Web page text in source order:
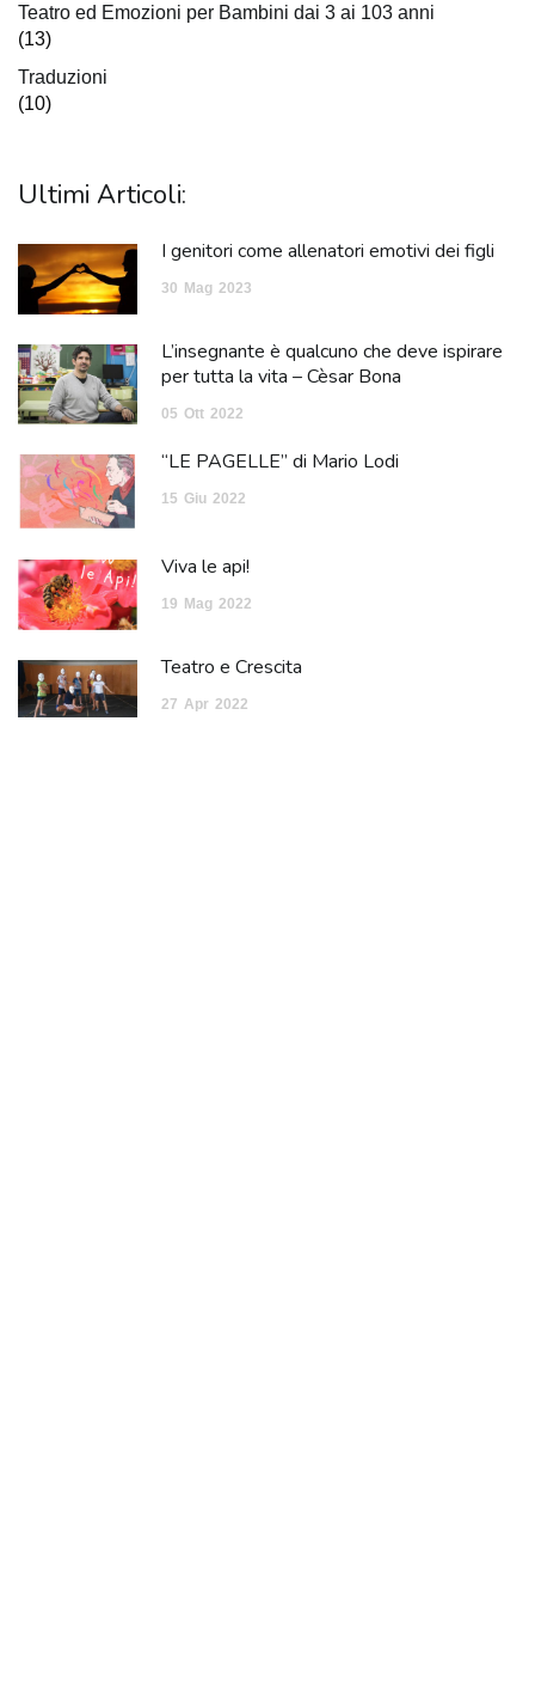
Teatro ed Emozioni per Bambini dai 3 ai 103 anni
(13)
Traduzioni
(10)
Ultimi Articoli:
I genitori come allenatori emotivi dei figli
30 Mag 2023
L’insegnante è qualcuno che deve ispirare
per tutta la vita – Cèsar Bona
05 Ott 2022
“LE PAGELLE” di Mario Lodi
15 Giu 2022
Viva le api!
19 Mag 2022
Teatro e Crescita
27 Apr 2022